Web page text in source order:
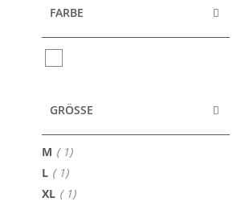
FARBE
GRÖSSE
M 1Artikel
L 1Artikel
XL 1Artikel